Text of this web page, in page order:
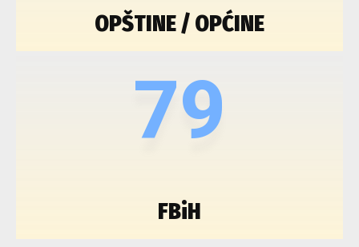
OPŠTINE / OPĆINE
79
FBiH